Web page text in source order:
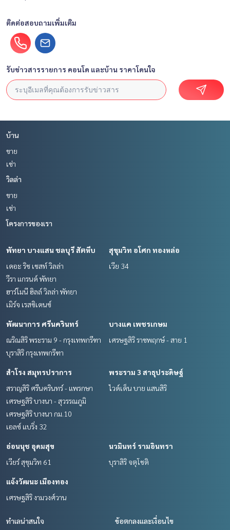
ติดต่อสอบถามเพิ่มเติม
รับข่าวสารรายการ คอนโด และบ้าน ราคาโดนใจ
บ้าน
ขาย
เช่า
วิลล่า
ขาย
เช่า
โครงการของเรา
พัทยา บางแสน ชลบุรี สัตหีบ
เดอะ ริช เชสท์ วิลล่า
วีรา แกรนด์ พัทยา
ฮาร์โมนี ฮิลล์ วิลล่า พัทยา
เมิร์จ เรสซิเดนซ์
สุขุมวิท อโศก ทองหล่อ
เวีย 34
พัฒนาการ ศรีนครินทร์
ณริณสิริ พระราม 9 - กรุงเทพกรีฑา
บุราสิริ กรุงเทพกรีฑา
บางแค เพชรเกษม
เศรษฐสิริ ราชพฤกษ์ - สาย 1
สำโรง สมุทรปราการ
สราญสิริ ศรีนครินทร์ - แพรกษา
เศรษฐสิริ บางนา - สุวรรณภูมิ
เศรษฐสิริ บางนา กม.10
เอลซ์ แบริ่ง 32
พระราม 3 สาธุประดิษฐ์
ไวด์เด็น บาย แสนสิริ
อ่อนนุช อุดมสุข
เวียร์ สุขุมวิท 61
นวมินทร์ รามอินทรา
บุราสิริ จตุโชติ
แจ้งวัฒนะ เมืองทอง
เศรษฐสิริ งามวงศ์วาน
ทำเลน่าสนใจ ข้อตกลงและเงื่อนไข